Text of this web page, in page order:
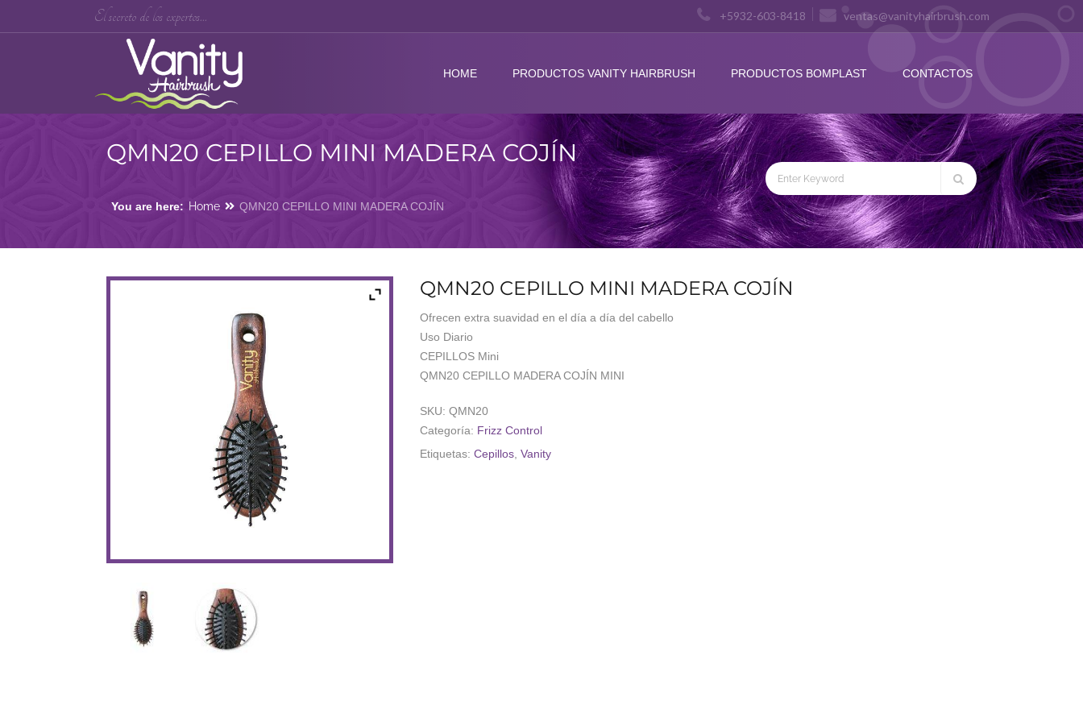
El secreto de los expertos... +5932-603-8418 ventas@vanityhairbrush.com
HOME PRODUCTOS VANITY HAIRBRUSH PRODUCTOS BOMPLAST CONTACTOS
QMN20 CEPILLO MINI MADERA COJÍN
You are here: Home QMN20 CEPILLO MINI MADERA COJÍN
QMN20 CEPILLO MINI MADERA COJÍN
Ofrecen extra suavidad en el día a día del cabello
Uso Diario
CEPILLOS Mini
QMN20 CEPILLO MADERA COJÍN MINI
SKU: QMN20
Categoría: Frizz Control
Etiquetas: Cepillos, Vanity